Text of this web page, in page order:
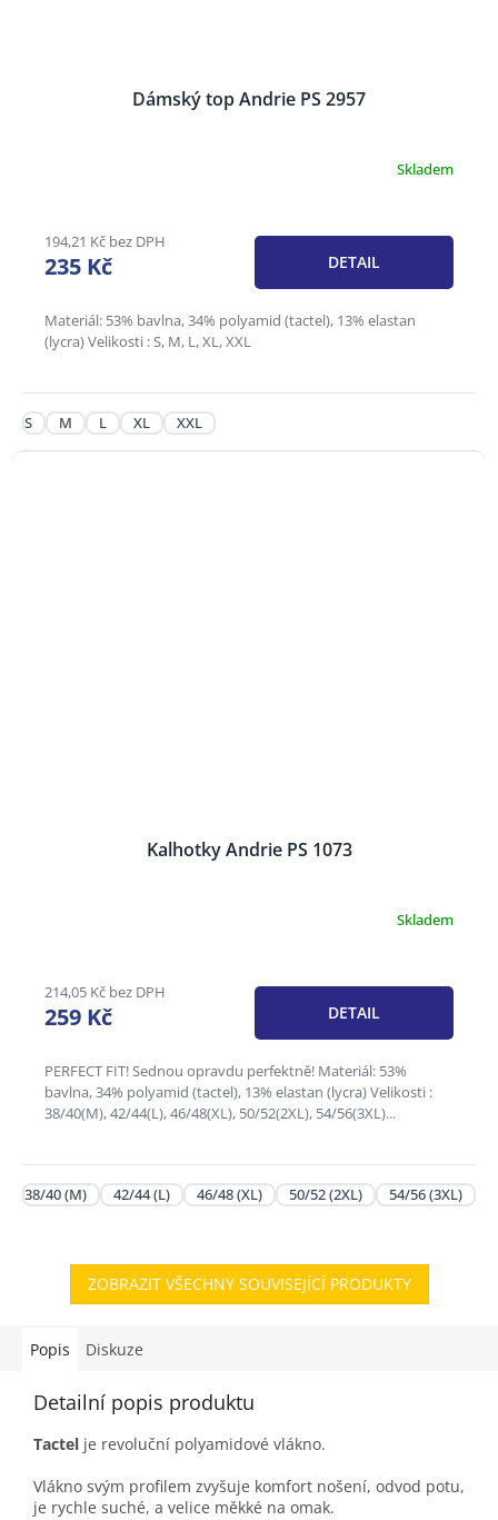
Dámský top Andrie PS 2957
Skladem
194,21 Kč bez DPH
235 Kč DETAIL
Materiál: 53% bavlna, 34% polyamid (tactel), 13% elastan
(lycra) Velikosti : S, M, L, XL, XXL
S M L XL XXL
Kalhotky Andrie PS 1073
Skladem
214,05 Kč bez DPH
259 Kč DETAIL
PERFECT FIT! Sednou opravdu perfektně! Materiál: 53%
bavlna, 34% polyamid (tactel), 13% elastan (lycra) Velikosti :
38/40(M), 42/44(L), 46/48(XL), 50/52(2XL), 54/56(3XL)...
38/40 (M) 42/44 (L) 46/48 (XL) 50/52 (2XL) 54/56 (3XL)
ZOBRAZIT VŠECHNY SOUVISEJÍCÍ PRODUKTY
Popis Diskuze
Detailní popis produktu
Tactel je revoluční polyamidové vlákno.
Vlákno svým profilem zvyšuje komfort nošení, odvod potu,
je rychle suché, a velice měkké na omak.